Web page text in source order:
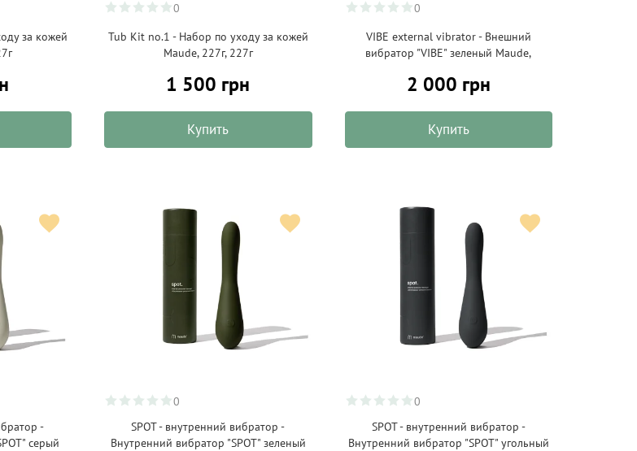
за кожей
0
Tub Kit no.1 - Набор по уходу за кожей
Maude, 227г, 227г
1 500 грн
Купить
0
VIBE external vibrator - Внешний
вибратор "VIBE" зеленый Maude,
2 000 грн
Купить
-
серый
0
SPOT - внутренний вибратор -
Внутренний вибратор "SPOT" зеленый
0
SPOT - внутренний вибратор -
Внутренний вибратор "SPOT" угольный